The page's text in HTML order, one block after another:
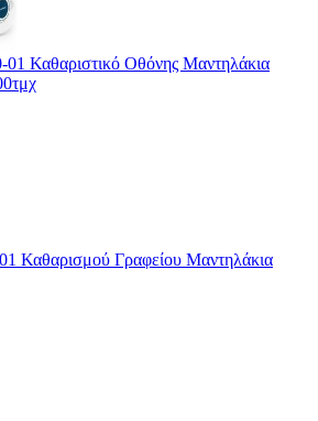
Καθαριστικό Οθόνης Μαντηλάκια
Καθαρισμού Γραφείου Μαντηλάκια